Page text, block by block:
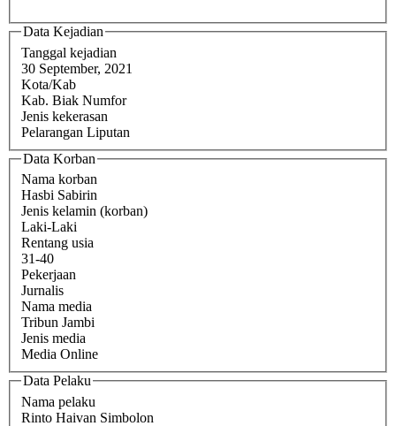
Data Kejadian
Tanggal kejadian
30 September, 2021
Kota/Kab
Kab. Biak Numfor
Jenis kekerasan
Pelarangan Liputan
Data Korban
Nama korban
Hasbi Sabirin
Jenis kelamin (korban)
Laki-Laki
Rentang usia
31-40
Pekerjaan
Jurnalis
Nama media
Tribun Jambi
Jenis media
Media Online
Data Pelaku
Nama pelaku
Rinto Haivan Simbolon